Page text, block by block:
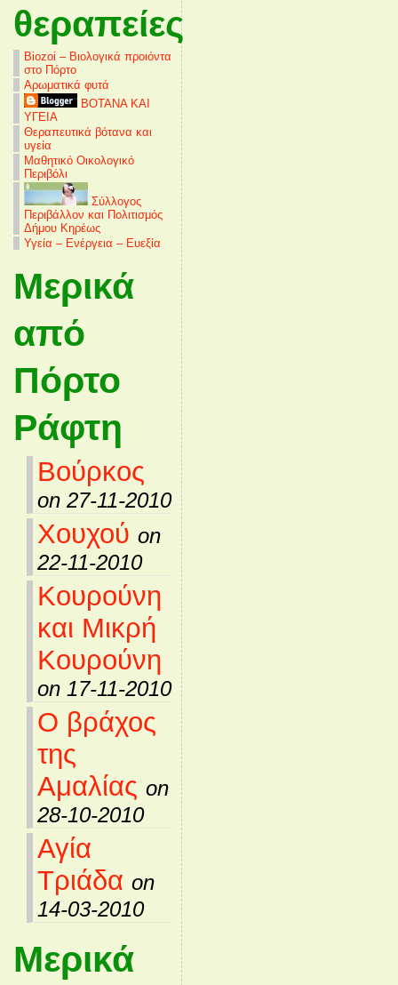
θεραπείες
Biozoi – Βιολογικά προιόντα
στο Πόρτο
Αρωματικά φυτά
ΒΟΤΑΝΑ ΚΑΙ
ΥΓΕΙΑ
Θεραπευτικά βότανα και
υγεία
Μαθητικό Οικολογικό
Περιβόλι
Σύλλογος
Περιβάλλον και Πολιτισμός
Δήμου Κηρέως
Υγεία – Ενέργεια – Ευεξία
Μερικά
από
Πόρτο
Ράφτη
Βούρκος
on 27-11-2010
Χουχού on
22-11-2010
Κουρούνη
και Μικρή
Κουρούνη
on 17-11-2010
Ο βράχος
της
Αμαλίας on
28-10-2010
Αγία
Τριάδα on
14-03-2010
Μερικά